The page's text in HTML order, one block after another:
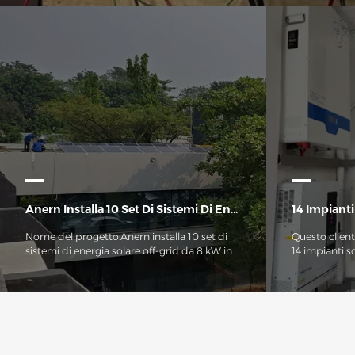
abitazioni rurali e piccole imprese. Questo inverter ibrido da 6,2 kW
è dotato di protezione intelligente contro le basse tensioni, ha una
compatibilità, caratteristiche che lo rendono perfettamente adatto
di famiglie e piccole imprese nelle aree del Brasile con reti elettriche
Anern Installa 10 Set Di Sistemi Di Energia Solare Off-Grid Da 8 KW In Uganda
Nome del progetto:Anern installa 10 set di
sistemi di energia solare off-grid da 8 kW in
UgandaData:Settembre 2021Tipo di
progetto:Progetto commerciale di sistema
di energia solare off-gridSito del
14 Impianti
Questo
14 impianti
ricevimento
molto
e dell'ottimo